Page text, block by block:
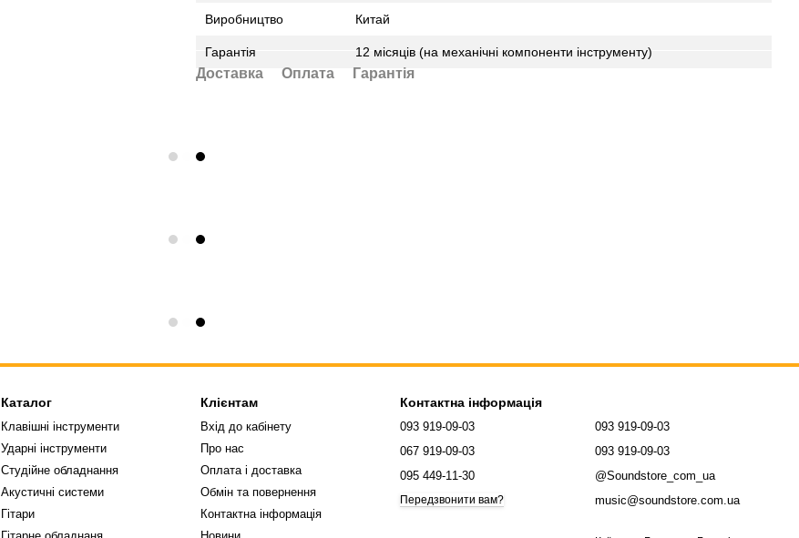
Виробництво Китай
Гарантія 12 місяців (на механічні компоненти інструменту)
Доставка Оплата Гарантія
Каталог
Клавішні інструменти
Ударні інструменти
Студійне обладнання
Акустичні системи
Гітари
Клієнтам
Вхід до кабінету
Про нас
Оплата і доставка
Обмін та повернення
Контактна інформація
Контактна інформація
093 919-09-03
067 919-09-03
095 449-11-30
Передзвонити вам?
093 919-09-03
093 919-09-03
@Soundstore_com_ua
music@soundstore.com.ua